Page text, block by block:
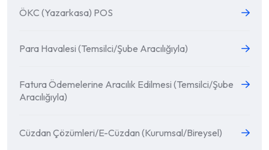
ÖKC (Yazarkasa) POS
Para Havalesi (Temsilci/Şube Aracılığıyla)
Fatura Ödemelerine Aracılık Edilmesi (Temsilci/Şube
Aracılığıyla)
Cüzdan Çözümleri/E-Cüzdan (Kurumsal/Bireysel)